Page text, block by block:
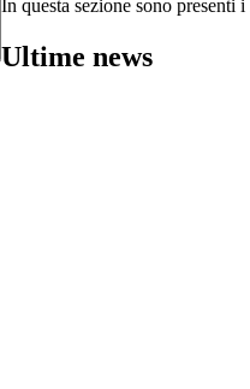
In questa sezione sono
Ultime news